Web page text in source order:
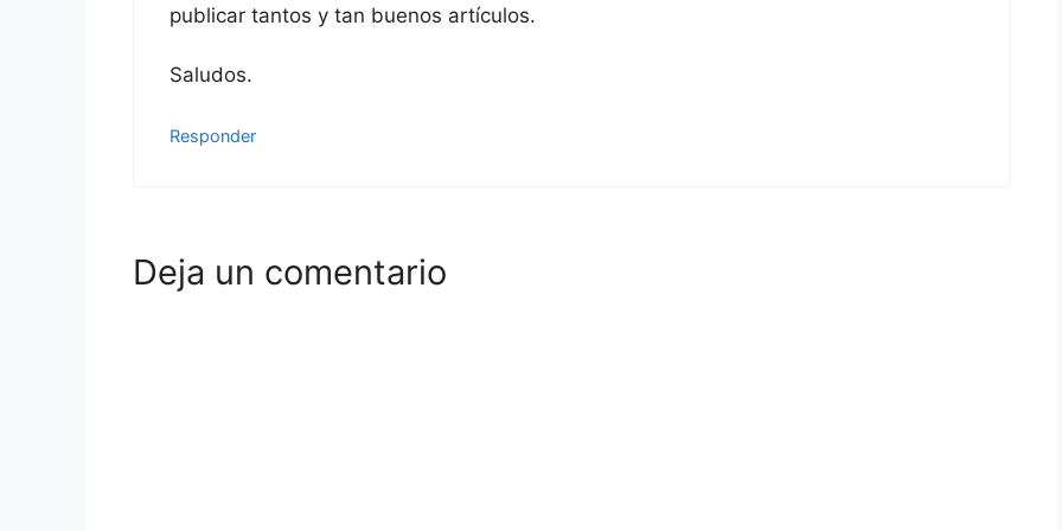
publicar tantos y tan buenos artículos.
Saludos.
Responder
Deja un comentario